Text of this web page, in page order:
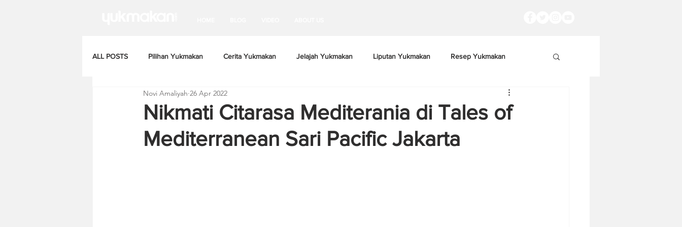
ALL POSTS Pilihan Yukmakan Cerita Yukmakan Jelajah Yukmakan Liputan Yukmakan Resep Yukmakan
Nikmati Citarasa Mediterania di Tales of
Mediterranean Sari Pacific Jakarta
Novi Amaliyah 26 Apr 2022